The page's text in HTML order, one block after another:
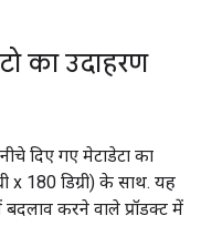
का उदाहरण
दिए गए मेटाडेटा का
x 180 डिग्री) के साथ. यह
करने वाले प्रॉडक्ट में